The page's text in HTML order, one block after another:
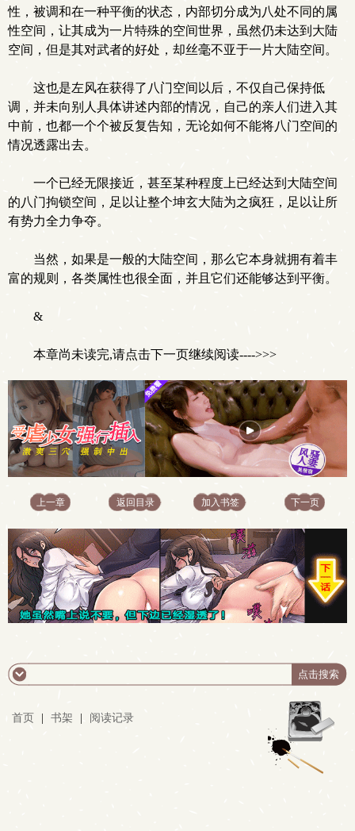
性，被调和在一种平衡的状态，内部切分成为八处不同的属
性空间，让其成为一片特殊的空间世界，虽然仍未达到大陆
空间，但是其对武者的好处，却丝毫不亚于一片大陆空间。
这也是左风在获得了八门空间以后，不仅自己保持低
调，并未向别人具体讲述内部的情况，自己的亲人们进入其
中前，也都一个个被反复告知，无论如何不能将八门空间的
情况透露出去。
一个已经无限接近，甚至某种程度上已经达到大陆空间
的八门拘锁空间，足以让整个坤玄大陆为之疯狂，足以让所
有势力全力争夺。
当然，如果是一般的大陆空间，那么它本身就拥有着丰
富的规则，各类属性也很全面，并且它们还能够达到平衡。
&
本章尚未读完,请点击下一页继续阅读---->>>
上一章 返回目录 加入书签 下一页
首页 书架 阅读记录